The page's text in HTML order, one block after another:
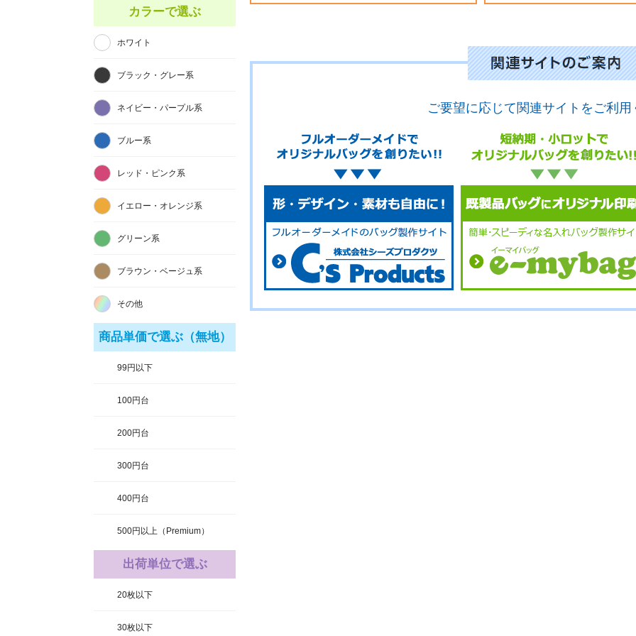
ご要望に応じて関連サイトをご利用
カラーで選ぶ
ホワイト
ブラック・グレー系
ネイビー・パープル系
ブルー系
レッド・ピンク系
イエロー・オレンジ系
グリーン系
ブラウン・ベージュ系
その他
商品単価で選ぶ（無地）
99円以下
100円台
200円台
300円台
400円台
500円以上（Premium）
出荷単位で選ぶ
20枚以下
30枚以下